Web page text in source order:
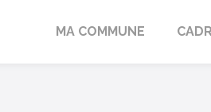
Behren-lès-Forbach
MA COMMUNE